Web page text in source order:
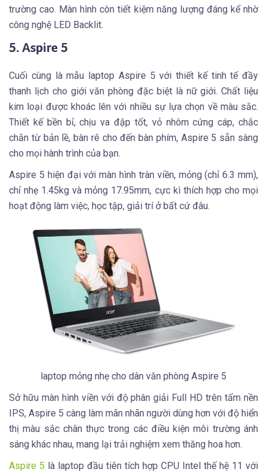
trường cao. Màn hình còn tiết kiệm năng lượng đáng kể nhờ
công nghệ LED Backlit.
5. Aspire 5
Cuối cùng là mẫu laptop Aspire 5 với thiết kế tinh tế đầy
thanh lịch cho giới văn phòng đặc biệt là nữ giới. Chất liệu
kim loại được khoác lên với nhiều sự lựa chọn về màu sắc.
Thiết kế bền bỉ, chịu va đập tốt, vỏ nhôm cứng cáp, chắc
chắn từ bản lề, bàn rê cho đến bàn phím, Aspire 5 sẵn sàng
cho mọi hành trình của bạn.
Aspire 5 hiện đại với màn hình tràn viền, mỏng (chỉ 6.3 mm),
chỉ nhẹ 1.45kg và mỏng 17.95mm, cực kì thích hợp cho mọi
hoạt động làm việc, học tập, giải trí ở bất cứ đâu.
laptop mỏng nhẹ cho dân văn phòng Aspire 5
Sở hữu màn hình viền với độ phân giải Full HD trên tấm nền
IPS, Aspire 5 càng làm mãn nhãn người dùng hơn với độ hiển
thị màu sắc chân thực trong các điều kiện môi trường ánh
sáng khác nhau, mang lại trải nghiệm xem thăng hoa hơn.
Aspire 5 là laptop đầu tiên tích hợp CPU Intel thế hệ 11 với